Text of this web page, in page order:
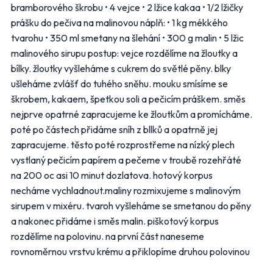
bramborového škrobu • 4 vejce • 2 lžice kakaa • 1/2 lžičky
prášku do pečiva na malinovou náplň: • 1 kg mékkého
tvarohu • 350 ml smetany na šlehání • 300 g malin • 5 lžic
malinového sirupu postup: vejce rozdělíme na žloutky a
bílky. žloutky vyšleháme s cukrem do světlé pěny. blky
ušleháme zvlášť do tuhého sněhu. mouku smísíme se
škrobem, kakaem, špetkou soli a pečicím práškem. směs
nejprve opatrné zapracujeme ke žloutkům a promícháme.
poté po částech přidáme sníh z bllků a opatrně jej
zapracujeme. těsto poté rozprostřeme na nízký plech
vystlaný pečicím papírem a pečeme v troubě rozehřáté
na 200 oc asi 10 minut dozlatova. hotový korpus
necháme vychladnout.maliny rozmixujeme s malinovým
sirupem v mixéru. tvaroh vyšleháme se smetanou do pěny
a nakonec přidáme i směs malin. piškotový korpus
rozdělíme na polovinu. na první část naneseme
rovnoměrnou vrstvu krému a přiklopíme druhou polovinou
Vyberte obchody, jejichž letáky chcete dostávat do e-
mailu.
Hlavní hypermarkety a supermarkety
Albert BILLA
COOP
Globus
Kaufland
Makro Norma
Penny Market Tesco
Další obchody podle kategorií